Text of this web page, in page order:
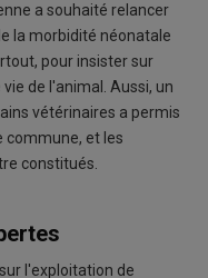
a souhaité relancer
la morbidité néonatale
pour insister sur
de l'animal. Aussi, un
vétérinaires a permis
commune, et les
constitués.
l'exploitation de